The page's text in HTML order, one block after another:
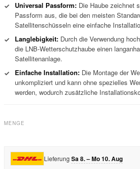
✓
Universal Passform: Die Haube zeichnet
Passform aus, die bei den meisten
Satellitenschüsseln eine einfache
✓
Langlebigkeit: Durch die Verwendung
die LNB-Wetterschutzhaube einen
Satellitenanlage.
✓
Einfache Installation: Die Montage der
unkompliziert und kann ohne spezielles
werden, wodurch zusätzliche
MENGE
Lieferung Sa 8. – Mo 10. Aug